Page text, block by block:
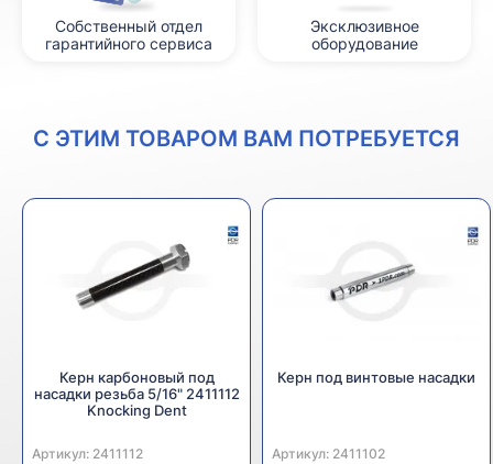
Собственный отдел
гарантийного сервиса
Эксклюзивное
оборудование
С ЭТИМ ТОВАРОМ ВАМ ПОТРЕБУЕТСЯ
Керн карбоновый под
насадки резьба 5/16" 2411112
Knocking Dent
Артикул: 2411112
Производитель:
Керн под винтовые насадки
Артикул: 2411102
Производитель: